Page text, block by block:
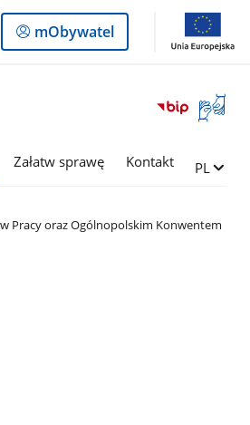
Logowanie
do
mObywatel
Otwórz
okno
języka
Załatw sprawę Kontakt Zmień
PL
Pracy oraz Ogólnopolskim Konwentem